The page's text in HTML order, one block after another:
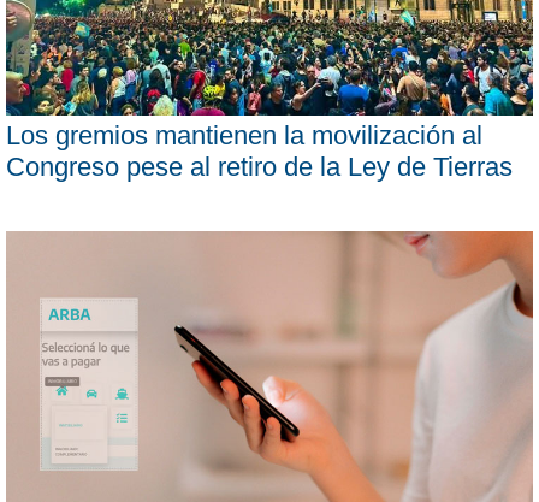
Los gremios mantienen la movilización al
Congreso pese al retiro de la Ley de Tierras